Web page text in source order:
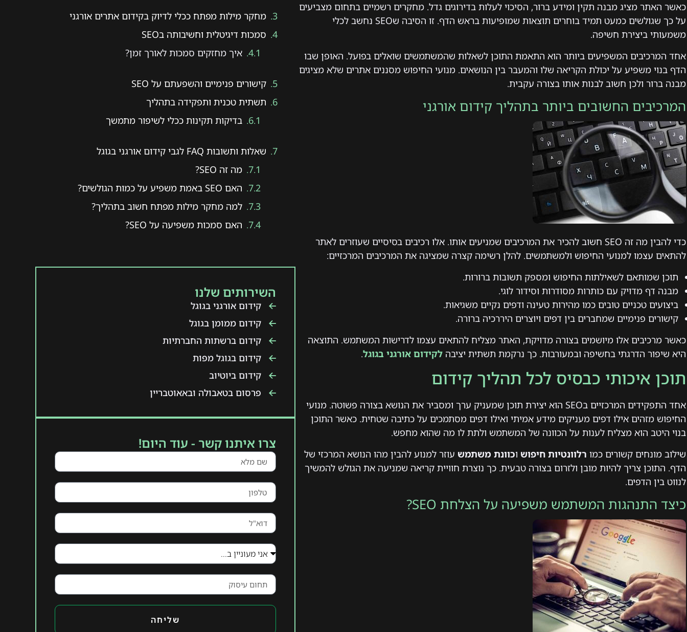
כאשר האתר מציג מבנה תקין ומידע ברור, הסיכוי לעלות בדירוגים גדל. מחקרים רשמיים בתחום מצביעים
על כך שגולשים כמעט תמיד בוחרים תוצאות שמופיעות בראש הדף. זו הסיבה שSEO נחשב לכלי
משמעותי ביצירת חשיפה.
אחד המרכיבים המשפיעים ביותר הוא התאמת התוכן לשאלות שהמשתמשים שואלים בפועל. האופן שבו
הדף בנוי משפיע על יכולת הקריאה שלו והמעבר בין הנושאים. מנועי החיפוש מסננים אתרים שלא מציגים
מבנה ברור ולכן חשוב לבנות אותו בצורה עקבית.
המרכיבים החשובים ביותר בתהליך קידום אורגני
כדי להבין מה זה SEO חשוב להכיר את המרכיבים שמניעים אותו. אלו רכיבים בסיסיים שעוזרים לאתר
להתאים עצמו למנועי החיפוש ולמשתמשים. להלן רשימה קצרה שמציגה את המרכיבים המרכזיים:
תוכן שמותאם לשאילתות החיפוש ומספק תשובות ברורות.
מבנה דף מדויק עם כותרות מסודרות וסידור לוגי.
ביצועים טכניים טובים כמו מהירות טעינה ודפים נקיים משגיאות.
קישורים פנימיים שמחברים בין דפים ויוצרים היררכיה ברורה.
כאשר מרכיבים אלו מיושמים בצורה מדויקת, האתר מצליח להתאים עצמו לדרישות המשתמש. התוצאה
היא שיפור הדרגתי בחשיפה ובמעורבות. כך נרקמת תשתית יציבה לקידום אורגני בגוגל.
תוכן איכותי כבסיס לכל תהליך קידום
אחד התפקידים המרכזיים בSEO הוא יצירת תוכן שמעניק ערך ומסביר את הנושא בצורה פשוטה. מנועי
החיפוש מזהים אילו דפים מעניקים מידע אמיתי ואילו דפים מסתמכים על כתיבה שטחית. כאשר התוכן
בנוי היטב הוא מצליח לענות על הכוונה של המשתמש ולתת לו מה שהוא מחפש.
שילוב מונחים קשורים כמו רלוונטיות חיפוש וכוונת משתמש עוזר למנוע להבין מהו הנושא המרכזי של
הדף. התוכן צריך להיות מובן ולזרום בצורה טבעית. כך נוצרת חוויית קריאה שמניעה את הגולש להמשיך
לנווט בין הדפים.
כיצד התנהגות המשתמש משפיעה על הצלחת SEO?
מחקר מילות מפתח ככלי לדיוק בקידום אתרים אורגני
סמכות דיגיטלית וחשיבותה בSEO
איך מחזקים סמכות לאורך זמן?
קישורים פנימיים והשפעתם על SEO
תשתית טכנית ותפקידה בתהליך
בדיקות תקינות ככלי לשיפור מתמשך
שאלות ותשובות FAQ לגבי קידום אורגני בגוגל
מה זה SEO?
האם SEO באמת משפיע על כמות הגולשים?
למה מחקר מילות מפתח חשוב בתהליך?
האם סמכות משפיעה על SEO?
השירותים שלנו
קידום אורגני בגוגל
קידום ממומן בגוגל
קידום ברשתות החברתיות
קידום בגוגל מפות
קידום ביוטיוב
פרסום בטאבולה ובאאוטבריין
צרו איתנו קשר - עוד היום!
שליחה